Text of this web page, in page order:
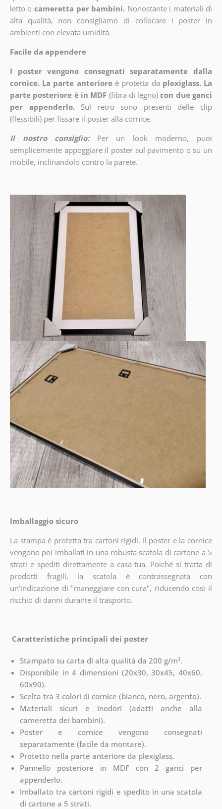
letto o cameretta per bambini. Nonostante i materiali di
alta qualità, non consigliamo di collocare i poster in
ambienti con elevata umidità.
Facile da appendere
I poster vengono consegnati separatamente dalla
cornice. La parte anteriore è protetta da plexiglass. La
parte posteriore è in MDF (fibra di legno) con due ganci
per appenderlo.
Sul retro sono presenti delle clip
(flessibili) per fissare il poster alla cornice.
Il nostro consiglio:
Per un look moderno, puoi
semplicemente appoggiare il poster sul pavimento o su un
mobile, inclinandolo contro la parete.
Imballaggio sicuro
La stampa è protetta tra cartoni rigidi. Il poster e la cornice
vengono poi imballati in una robusta scatola di cartone a 5
strati e spediti direttamente a casa tua. Poiché si tratta di
prodotti fragili, la scatola è contrassegnata con
un'indicazione di "maneggiare con cura", riducendo così il
rischio di danni durante il trasporto.
Caratteristiche principali dei poster
Stampato su carta di alta qualità da 200 g/m².
Disponibile in 4 dimensioni (20x30, 30x45, 40x60,
60x90).
Scelta tra 3 colori di cornice (bianco, nero, argento).
Materiali sicuri e inodori (adatti anche alla
cameretta dei bambini).
Poster e cornice vengono consegnati
separatamente (facile da montare).
Protetto nella parte anteriore da plexiglass.
Pannello posteriore in MDF con 2 ganci per
appenderlo.
Imballato tra cartoni rigidi e spedito in una scatola
di cartone a 5 strati.